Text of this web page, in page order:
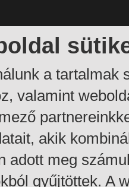
a tartalmak
valamint
akik
adott meg
gyűjtöttek. A